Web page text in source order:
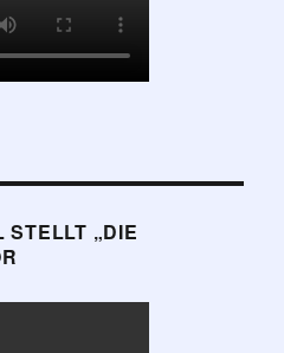
STELLT „DIE